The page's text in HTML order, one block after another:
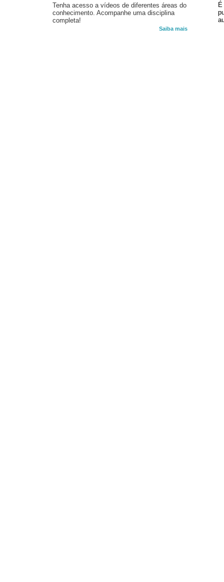
Tenha acesso a vídeos de diferentes áreas do
conhecimento. Acompanhe uma disciplina
completa!
Saiba mais